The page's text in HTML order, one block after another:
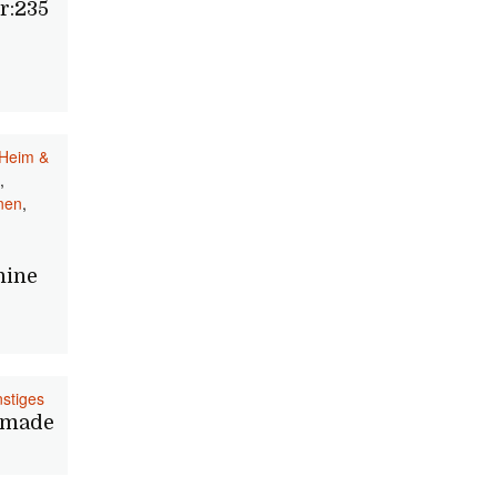
Heim &
,
,